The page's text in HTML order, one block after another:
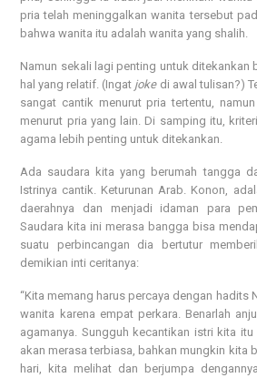
pria telah meninggalkan wanita tersebut
bahwa wanita itu adalah wanita yang shalih.
Namun sekali lagi penting untuk ditekankan
hal yang relatif. (Ingat jokedi awal tulisan?)
sangat cantik menurut pria tertentu,
menurut pria yang lain. Di samping itu,
agama lebih penting untuk ditekankan.
Ada saudara kita yang berumah tangga
Istrinya cantik. Keturunan Arab. Konon,
daerahnya dan menjadi idaman para
Saudara kita ini merasa bangga bisa
suatu perbincangan dia bertutur
demikian inti ceritanya:
“Kita memang harus percaya dengan hadits
wanita karena empat perkara. Benarlah
agamanya. Sungguh kecantikan istri kita
akan merasa terbiasa, bahkan mungkin kita
hari, kita melihat dan berjumpa